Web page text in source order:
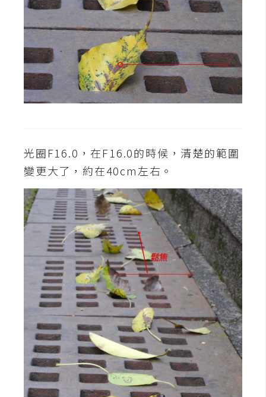
全
站
導
覽
提
案
光圈F16.0，在F16.0的時候，清楚的範圍
變更大了，約在40cm左右。